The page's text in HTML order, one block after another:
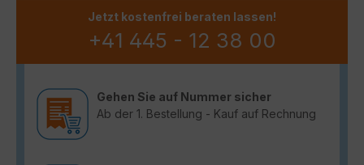
Jetzt kostenfrei beraten lassen!
+41 445 - 12 38 00
Gehen Sie auf Nummer sicher
Ab der 1. Bestellung - Kauf auf Rechnung